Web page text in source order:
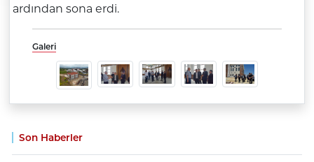
Son Haberler
ardından sona erdi.
Galeri